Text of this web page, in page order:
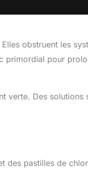
obstruent les
primordial pour
verte. Des
des pastilles de